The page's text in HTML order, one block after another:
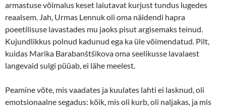
armastuse võimalus keset laiutavat kurjust tundus lugedes
reaalsem. Jah, Urmas Lennuk oli oma näidendi hapra
poeetilisuse lavastades mu jaoks pisut argisemaks teinud.
Kujundlikkus polnud kadunud ega ka üle võimendatud. Pilt,
kuidas Marika Barabanštšikova oma seelikusse lavalaest
langevaid sulgi püüab, ei lähe meelest.
Peamine võte, mis vaadates ja kuulates lahti ei lasknud, oli
emotsionaalne segadus: kõik, mis oli kurb, oli naljakas, ja mis